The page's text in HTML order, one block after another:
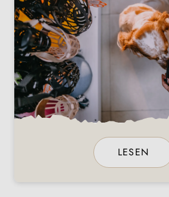
LESEN